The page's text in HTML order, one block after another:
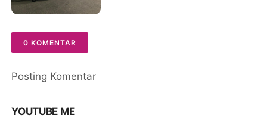
0 KOMENTAR
Posting Komentar
YOUTUBE ME